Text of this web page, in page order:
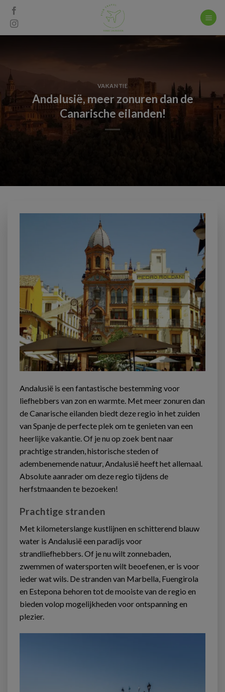
Skip
content
VAKANTIE
Andalusië, meer zonuren dan de
Canarische eilanden!
Andalusië is een fantastische bestemming voor
liefhebbers van zon en warmte. Met meer zonuren dan
de Canarische eilanden biedt deze regio in het zuiden
van Spanje de perfecte plek om te genieten van een
heerlijke vakantie. Of je nu op zoek bent naar
prachtige stranden, historische steden of
adembenemende natuur, Andalusië heeft het allemaal.
Absolute aanrader om deze regio tijdens de
herfstmaanden te bezoeken!
Prachtige stranden
Met kilometerslange kustlijnen en schitterend blauw
water is Andalusië een paradijs voor
strandliefhebbers. Of je nu wilt zonnebaden,
zwemmen of watersporten wilt beoefenen, er is voor
ieder wat wils. De stranden van Marbella, Fuengirola
en Estepona behoren tot de mooiste van de regio en
bieden volop mogelijkheden voor ontspanning en
plezier.